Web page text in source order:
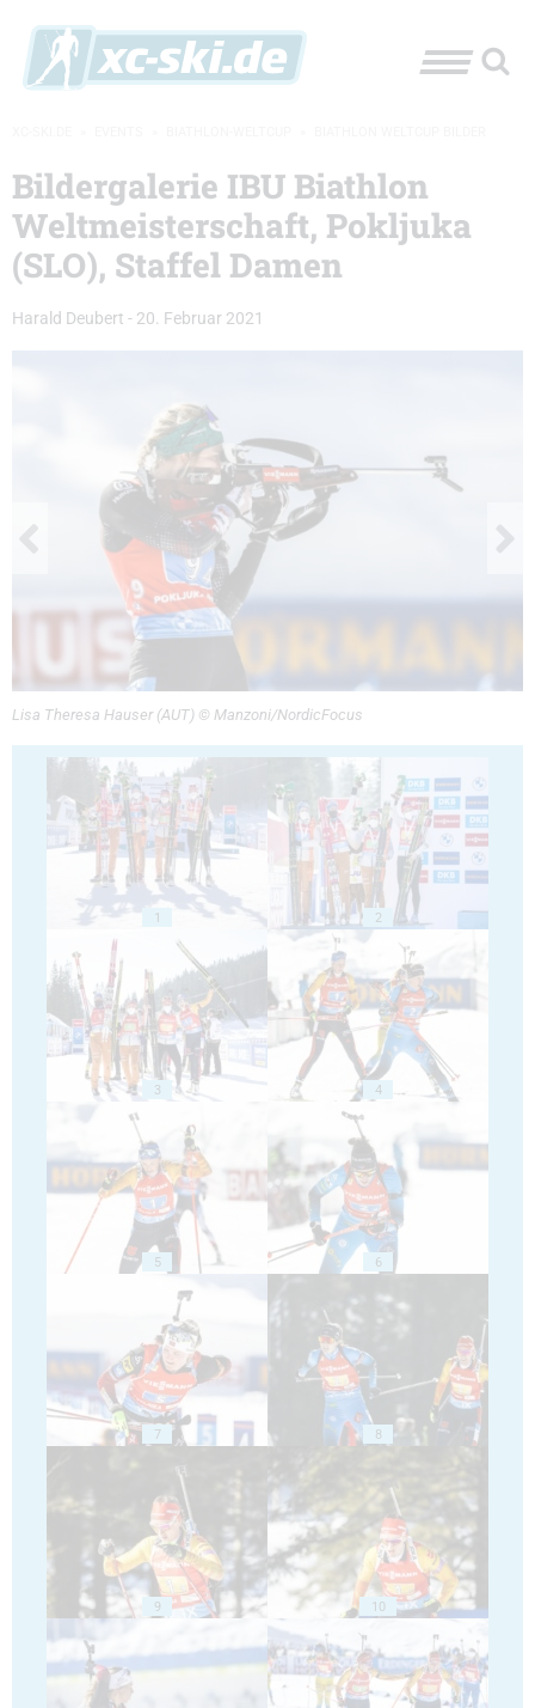
Bildergalerie IBU Biathlon
Weltmeisterschaft, Pokljuka
(SLO), Staffel Damen
Harald Deubert - 20. Februar 2021
Lisa Theresa Hauser (AUT) © Manzoni/NordicFocus
1 2
3 4
5 6
7 8
9 10